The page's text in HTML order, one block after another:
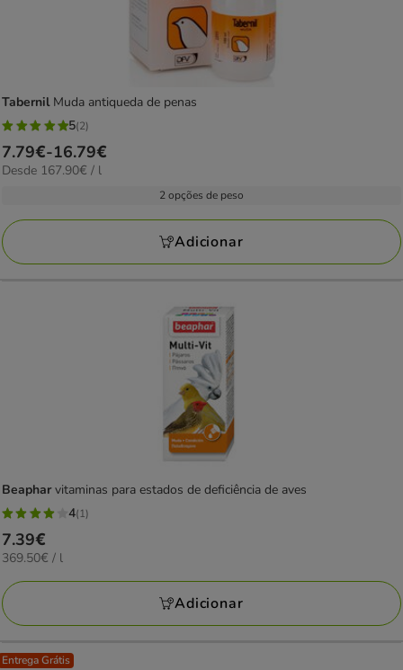
Tabernil Muda antiqueda de penas
5
estrelas
com
avaliações
5(2)
Preço
de
16.79€
7.79€-16.79€
167.90€
Desde 167.90€ / l
2 opções de peso
Adicionar
Beapharvitaminas para estados de deficiência de aves
4
estrelas
com
1
avaliações
4(1)
Preço
7.39€
7.39€
369.50€
L
369.50€ / l
Adicionar
Entrega Grátis